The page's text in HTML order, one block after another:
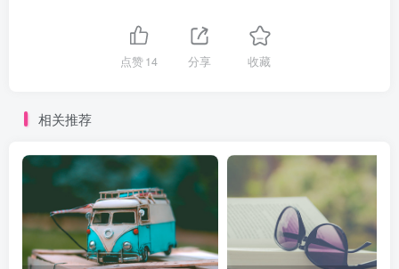
点赞14 分享 收藏
相关推荐